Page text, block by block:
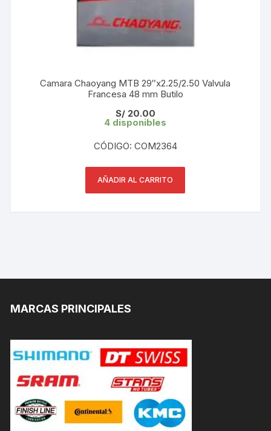
Camara Chaoyang MTB 29″x2.25/2.50 Valvula
Francesa 48 mm Butilo
S/20.00
4 disponibles
CÓDIGO: COM2364
AÑADIR AL CARRITO
MARCAS PRINCIPALES